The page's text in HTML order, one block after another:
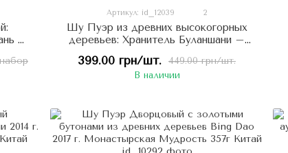
–
Артикул: id_12039 2
Шу Пуэр из древних высокогорных
деревьев: Хранитель Буланшани –
100г, Китай449.00 грн/шт.
399.00 грн/шт.
В наличии